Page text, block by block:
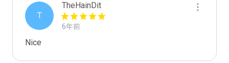
T
TheHainDit
6年前
Nice